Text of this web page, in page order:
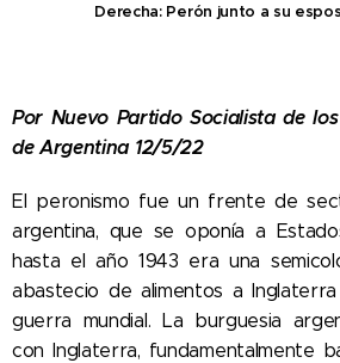
Derecha: Perón junto a su
Por Nuevo Partido Socialista de
de Argentina 12/5/22
El peronismo fue un frente de
argentina, que se oponía a
hasta el año 1943 era una
abastecio de alimentos a
guerra mundial. La burguesia
con Inglaterra, fundamentalmente